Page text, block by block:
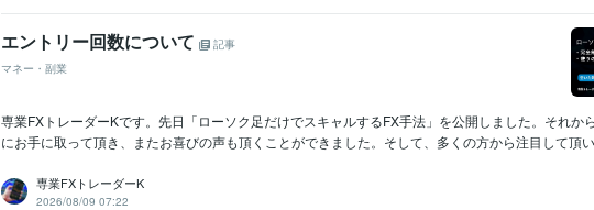
エントリー回数について
記事
マネー・副業
専業FXトレーダーKです。先日「ローソク足だけでスキャルするFX手法」を公開しました。それか
にお手に取って頂き、またお喜びの声も頂くことができました。そして、多くの方から注目して頂
専業FXトレーダーK
2026/08/09 07:22